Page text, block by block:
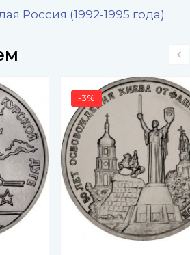
Россия (1992-1995 года)
-3%